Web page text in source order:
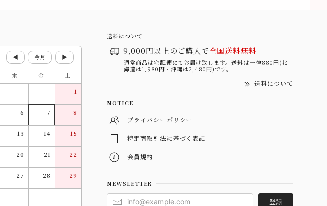
◀ 今月 ▶
木 金
土
1
6 7 8
13 14 15
20 21 22
27 28 29
送料について
9,000円以上のご購入で全国送料無料
通常商品は宅配便にてお届け致します。送料は一律880円(北
海道は1,980円・沖縄は2,480円)です。
送料について
NOTICE
プライバシーポリシー
特定商取引法に基づく表記
会員規約
NEWSLETTER
登録